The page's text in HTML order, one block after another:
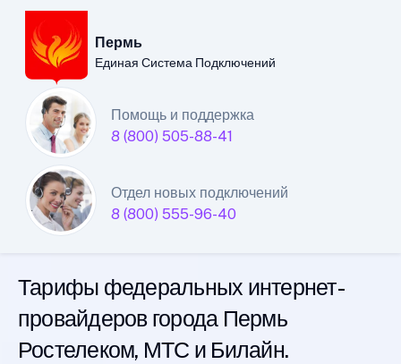
Пермь
Единая Система Подключений
Помощь и поддержка
8 (800) 505-88-41
Отдел новых подключений
8 (800) 555-96-40
Пермский филиал
Единой Системы
Подключений
интернета
Тарифы федеральных интернет-
провайдеров города Пермь
Ростелеком, МТС и Билайн.